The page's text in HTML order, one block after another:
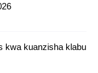
kwa kuanzisha klabu